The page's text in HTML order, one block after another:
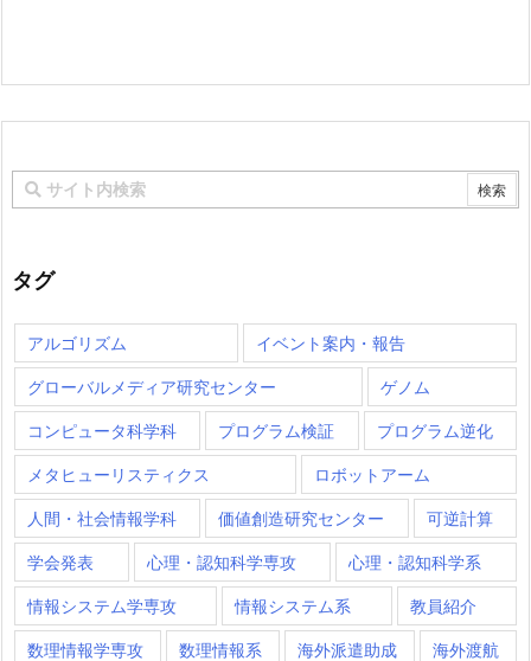
タグ
アルゴリズム イベント案内・報告
グローバルメディア研究センター ゲノム
コンピュータ科学科 プログラム検証 プログラム逆化
メタヒューリスティクス ロボットアーム
人間・社会情報学科 価値創造研究センター 可逆計算
学会発表 心理・認知科学専攻 心理・認知科学系
情報システム学専攻 情報システム系 教員紹介
数理情報学専攻 数理情報系 海外派遣助成 海外渡航